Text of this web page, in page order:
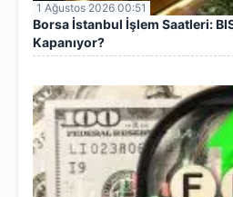
1 Ağustos 2026 00:51
Borsa İstanbul İşlem Saatleri:
Kapanıyor?